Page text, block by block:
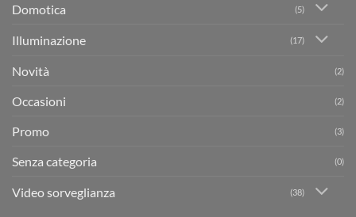
Domotica (5)
Illuminazione (17)
Novità (2)
Occasioni (2)
Promo (3)
Senza categoria (0)
Video sorveglianza (38)